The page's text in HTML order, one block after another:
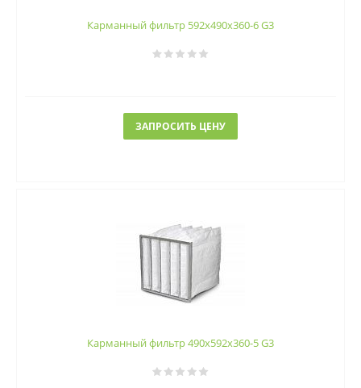
Карманный фильтр 592х490х360-6 G3
ЗАПРОСИТЬ ЦЕНУ
Карманный фильтр 490х592х360-5 G3